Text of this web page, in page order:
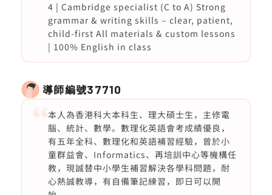
4 | Cambridge specialist (C to A) Strong
grammar & writing skills – clear, patient,
child-first All materials & custom lessons
| 100% English in class
導師編號37710
本人為香港科大本科生、理大碩士生，主修電
腦、統計、數學。數理化英語會考成績優良，
有五年全科、數理化和英語補習經驗，曾於小
童群益會、Informatics、再培訓中心等機構任
教，現誠替中小學生補習解決各學科問題，耐
心熱誠教導，有自備筆記練習，即日可以開